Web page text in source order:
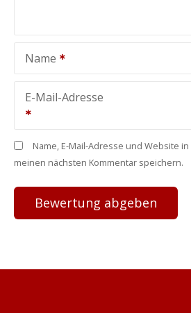
Name
E-Mail-Adresse
Name, E-Mail-Adresse und Website
meinen nächsten Kommentar speichern.